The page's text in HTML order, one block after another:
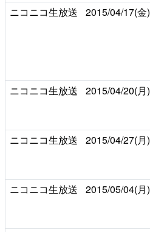
ニコニコ生放送
2015/04/17(金)
ニコニコ生放送 2015/04/20(月)
ニコニコ生放送 2015/04/27(月)
ニコニコ生放送 2015/05/04(月)